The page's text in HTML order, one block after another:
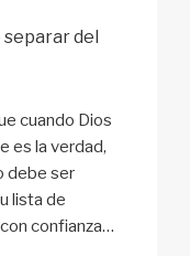
separar del
cuando Dios
es la verdad,
debe ser
lista de
confianza…